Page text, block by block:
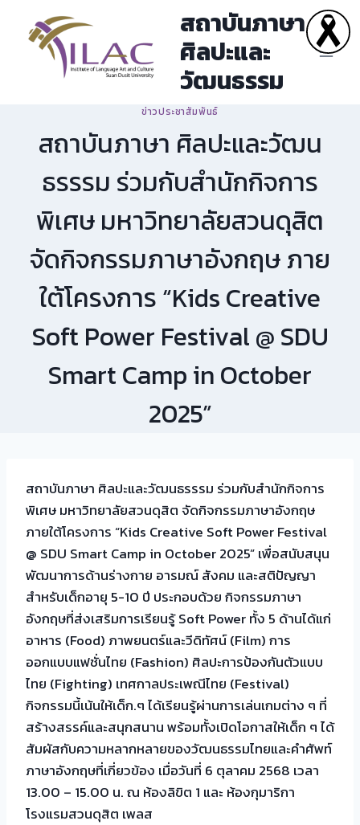
content
สถาบันภาษา
ศิลปะและ
วัฒนธรรม
ข่าวประชาสัมพันธ์
สถาบันภาษา ศิลปะและวัฒน
ธรรรม ร่วมกับสำนักกิจการ
พิเศษ มหาวิทยาลัยสวนดุสิต
จัดกิจกรรมภาษาอังกฤษ ภาย
ใต้โครงการ “Kids Creative
Soft Power Festival @ SDU
Smart Camp in October
2025”
สถาบันภาษา ศิลปะและวัฒนธรรรม ร่วมกับสำนักกิจการ
พิเศษ มหาวิทยาลัยสวนดุสิต จัดกิจกรรมภาษาอังกฤษ
ภายใต้โครงการ “Kids Creative Soft Power Festival
@ SDU Smart Camp in October 2025” เพื่อสนับสนุน
พัฒนาการด้านร่างกาย อารมณ์ สังคม และสติปัญญา
สำหรับเด็กอายุ 5-10 ปี ประกอบด้วย กิจกรรมภาษา
อังกฤษที่ส่งเสริมการเรียนรู้ Soft Power ทั้ง 5 ด้านได้แก่
อาหาร (Food) ภาพยนตร์และวีดิทัศน์ (Film) การ
ออกแบบแฟชั่นไทย (Fashion) ศิลปะการป้องกันตัวแบบ
ไทย (Fighting) เทศกาลประเพณีไทย (Festival)
กิจกรรมนี้เน้นให้เด็ก.ๆ ได้เรียนรู้ผ่านการเล่นเกมต่าง ๆ ที่
สร้างสรรค์และสนุกสนาน พร้อมทั้งเปิดโอกาสให้เด็ก ๆ ได้
สัมผัสกับความหลากหลายของวัฒนธรรมไทยและคำศัพท์
ภาษาอังกฤษที่เกี่ยวข้อง เมื่อวันที่ 6 ตุลาคม 2568 เวลา
13.00 – 15.00 น. ณ ห้องลิขิต 1 และ ห้องกุมาริกา
โรงแรมสวนดุสิต เพลส